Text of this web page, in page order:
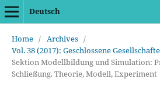
Deutsch
Home / Archives /
Vol. 38 (2017): Geschlossene
Sektion Modellbildung und Simulation:
Schließung. Theorie, Modell, Experiment